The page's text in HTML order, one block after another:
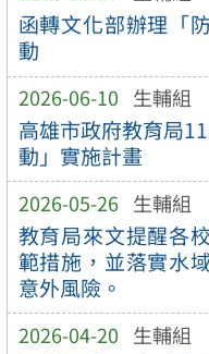
函轉文化部辦理「
動
2026-06-10 生輔組
高雄市政府教育局
動」實施計畫
2026-05-26 生輔組
教育局來文提醒各
範措施，並落實水
意外風險。
2026-04-20 生輔組